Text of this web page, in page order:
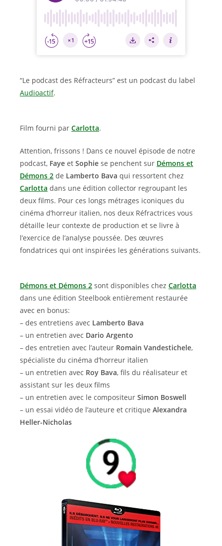
“Le podcast des Réfracteurs” est un podcast du label
Audioactif.
Film fourni par Carlotta.
Attention, frissons ! Dans ce nouvel épisode de notre
podcast, Faye et Sophie se penchent sur Démons et
Démons 2 de Lamberto Bava qui ressortent chez
Carlotta dans une édition collector regroupant les
deux films. Pour ces longs métrages iconiques du
cinéma d’horreur italien, nos deux Réfractrices vous
détaille leur contexte de production et se livre à
l’exercice de l’analyse poussée. Des œuvres
fondatrices qui ont inspirées les générations suivants.
Démons et Démons 2 sont disponibles chez Carlotta
dans une édition Steelbook entièrement restaurée
avec en bonus:
– des entretiens avec Lamberto Bava
– un entretien avec Dario Argento
– des entretien avec l’auteur Romain Vandestichele,
spécialiste du cinéma d’horreur italien
– un entretien avec Roy Bava, fils du réalisateur et
assistant sur les deux films
– un entretien avec le compositeur Simon Boswell
– un essai vidéo de l’auteure et critique Alexandra
Heller-Nicholas